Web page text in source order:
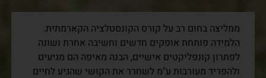
ממליצה בחום רב על קורס הקונסטלציה הקארמתית.
הלמידה פותחת אופקים חדשים וחשיבה אחרת ושונה
לפתרון קונפליקטים אישיים, הבנה מאיפה הם מגיעים
ולהפריד מעורבות ע"מ לשחרר את הקושי שהגיע לחיים